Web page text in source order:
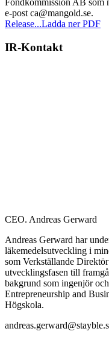
Fondkommission AB som
e-post ca@mangold.se.
Release...Ladda ner PDF
IR-Kontakt
CEO. Andreas Gerward
Andreas Gerward har
läkemedelsutveckling i
som Verkställande
utvecklingsfasen till
bakgrund som ingenjör
Entrepreneurship and
Högskola.